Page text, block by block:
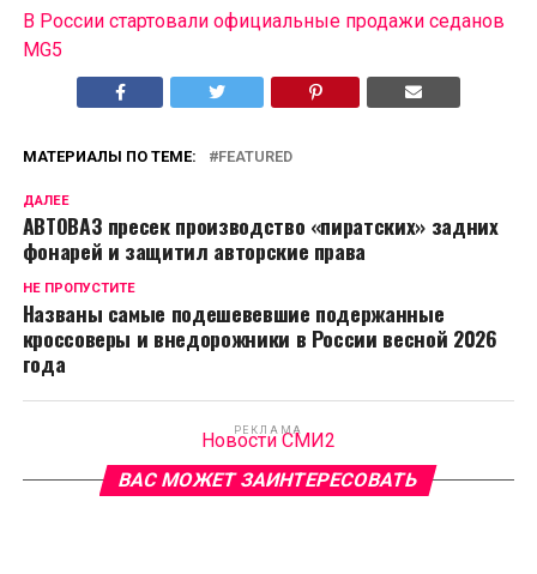
В России cтартовали официальные продажи седанов
MG5
МАТЕРИАЛЫ ПО ТЕМЕ: FEATURED
ДАЛЕЕ
АВТОВАЗ пресек производство «пиратских» задних
фонарей и защитил авторские права
НЕ ПРОПУСТИТЕ
Названы самые подешевевшие подержанные
кроссоверы и внедорожники в России весной 2026
года
РЕКЛАМА
Новости СМИ2
ВАС МОЖЕТ ЗАИНТЕРЕСОВАТЬ